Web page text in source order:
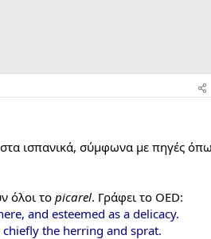
στα ισπανικά, σύμφωνα με πηγές
όλοι τοpicarel. Γράφει το OED:
and esteemed as a delicacy.
the herring and sprat.